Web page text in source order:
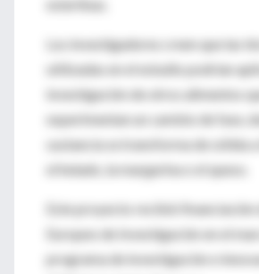
esterlinas.
Los investigadores creen que las
utilizadas en el estudio podrían
investigación de otros alimentos
experimentan un cambio de fase,
sustancia se transforma de sólida
el helado, la margarina o el queso.
Este proyecto recibió financiación
Europeo de Investigación en el
programa de investigación e